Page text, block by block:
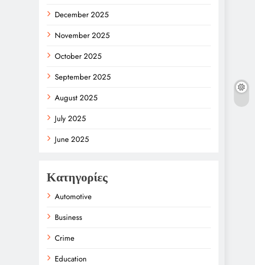
December 2025
November 2025
October 2025
September 2025
August 2025
July 2025
June 2025
Κατηγορίες
Automotive
Business
Crime
Education